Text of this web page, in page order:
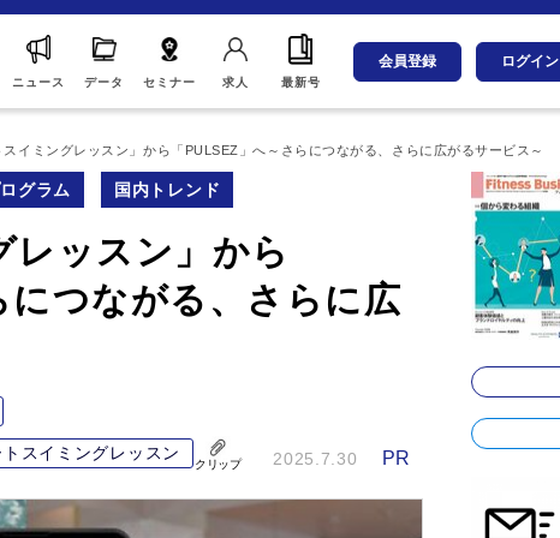
ニュース データ セミナー 求人 最新号
会員登録 ログイン
スイミングレッスン」から「PULSEZ」へ～さらにつながる、さらに広がるサービス～
グラム 国内トレンド
レッスン」から
につながる、さらに広
トスイミングレッスン
クリップ 2025.7.30 PR